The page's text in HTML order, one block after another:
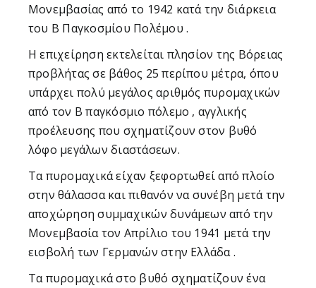
Μονεμβασίας από το 1942 κατά την διάρκεια
του Β Παγκοσμίου Πολέμου .
Η επιχείρηση εκτελείται πλησίον της Βόρειας
προβλήτας σε βάθος 25 περίπου μέτρα, όπου
υπάρχει πολύ μεγάλος αριθμός πυρομαχικών
από τον Β παγκόσμιο πόλεμο , αγγλικής
προέλευσης που σχηματίζουν στον βυθό
λόφο μεγάλων διαστάσεων.
Τα πυρομαχικά είχαν ξεφορτωθεί από πλοίο
στην θάλασσα και πιθανόν να συνέβη μετά την
αποχώρηση συμμαχικών δυνάμεων από την
Μονεμβασία τον Απρίλιο του 1941 μετά την
εισβολή των Γερμανών στην Ελλάδα .
Τα πυρομαχικά στο βυθό σχηματίζουν ένα